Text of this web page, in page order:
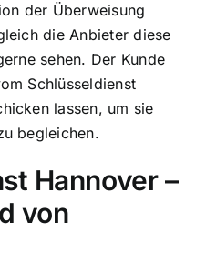
der Überweisung
die Anbieter diese
sehen. Der Kunde
Schlüsseldienst
lassen, um sie
begleichen.
Hannover –
von